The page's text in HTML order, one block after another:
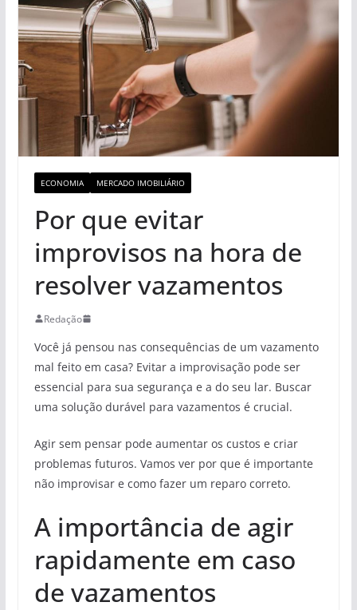
ECONOMIA MERCADO IMOBILIÁRIO
Por que evitar
improvisos na hora de
resolver vazamentos
Redação
Você já pensou nas consequências de um vazamento
mal feito em casa? Evitar a improvisação pode ser
essencial para sua segurança e a do seu lar. Buscar
uma solução durável para vazamentos é crucial.
Agir sem pensar pode aumentar os custos e criar
problemas futuros. Vamos ver por que é importante
não improvisar e como fazer um reparo correto.
A importância de agir
rapidamente em caso
de vazamentos